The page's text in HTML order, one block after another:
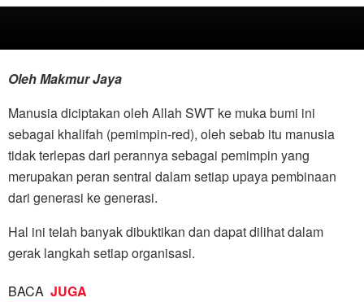
Oleh Makmur Jaya
Manusia diciptakan oleh Allah SWT ke muka bumi ini
sebagai khalifah (pemimpin-red), oleh sebab itu manusia
tidak terlepas dari perannya sebagai pemimpin yang
merupakan peran sentral dalam setiap upaya pembinaan
dari generasi ke generasi.
Hal ini telah banyak dibuktikan dan dapat dilihat dalam
gerak langkah setiap organisasi.
BACA JUGA